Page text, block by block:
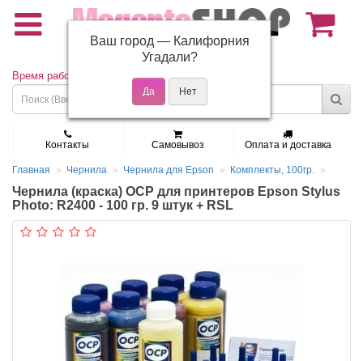
(495) 150-01-37
Время работы: Пн - Пт 9:30 - 19:00
Контакты Самовывоз Оплата и доставка
Главная Чернила Чернила для Epson Комплекты, 100гр.
Чернила (краска) OCP для принтеров Epson Stylus
Photo: R2400 - 100 гр. 9 штук + RSL
Ваш город — Калифорния
Угадали?